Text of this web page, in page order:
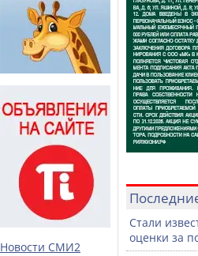
Новости СМИ2
Стали
оценки за